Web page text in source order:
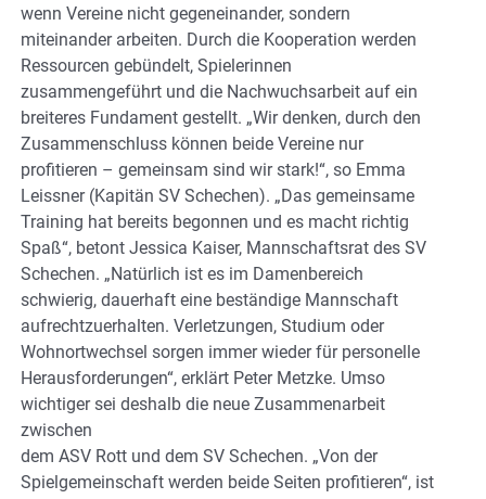
wenn Vereine nicht gegeneinander, sondern
miteinander arbeiten. Durch die Kooperation werden
Ressourcen gebündelt, Spielerinnen
zusammengeführt und die Nachwuchsarbeit auf ein
breiteres Fundament gestellt. „Wir denken, durch den
Zusammenschluss können beide Vereine nur
profitieren – gemeinsam sind wir stark!“, so Emma
Leissner (Kapitän SV Schechen). „Das gemeinsame
Training hat bereits begonnen und es macht richtig
Spaß“, betont Jessica Kaiser, Mannschaftsrat des SV
Schechen. „Natürlich ist es im Damenbereich
schwierig, dauerhaft eine beständige Mannschaft
aufrechtzuerhalten. Verletzungen, Studium oder
Wohnortwechsel sorgen immer wieder für personelle
Herausforderungen“, erklärt Peter Metzke. Umso
wichtiger sei deshalb die neue Zusammenarbeit
zwischen
dem ASV Rott und dem SV Schechen. „Von der
Spielgemeinschaft werden beide Seiten profitieren“, ist